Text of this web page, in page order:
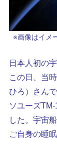
※画像はイメ
日本人初の
この日、当
ひろ）さんで
ソユーズ
した。宇宙
ご自身の睡